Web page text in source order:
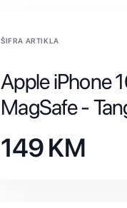
ŠIFRA ARTIKLA
Apple iPhone
MagSafe -
149KM